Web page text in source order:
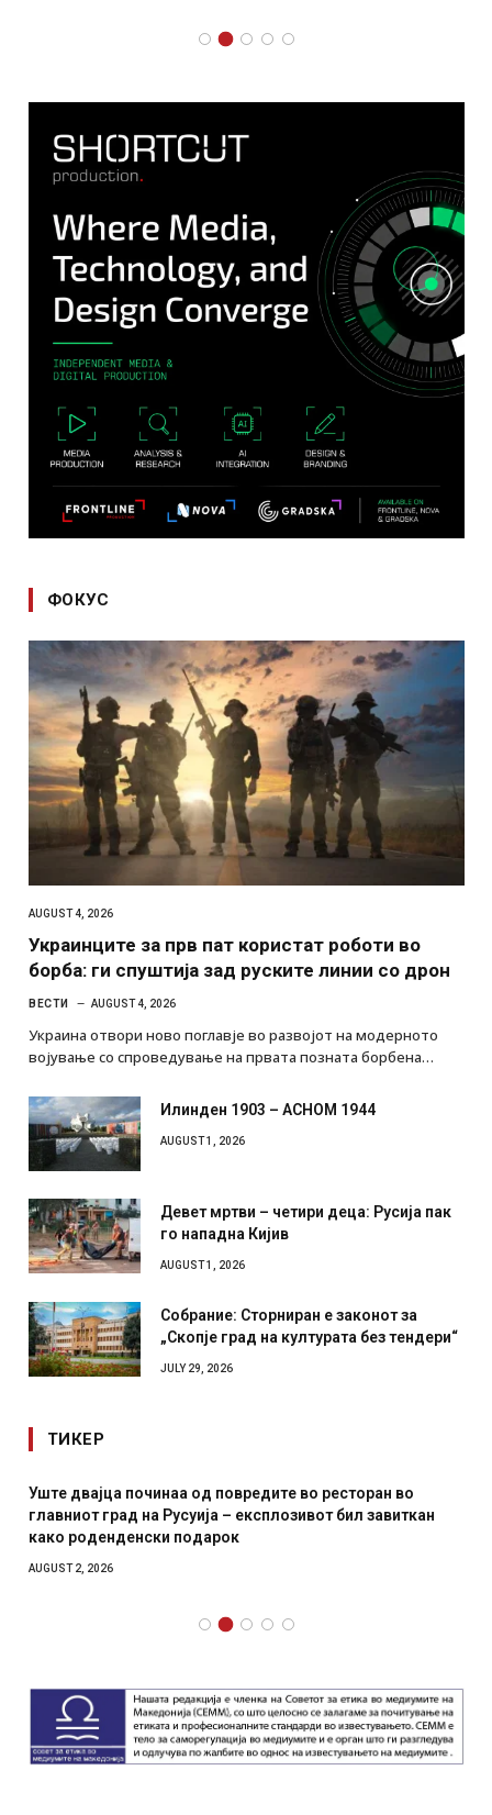
ФОКУС
AUGUST 4, 2026
Украинците за прв пат користат роботи во
борба: ги спуштија зад руските линии со дрон
ВЕСТИ AUGUST 4, 2026
Украина отвори ново поглавје во развојот на модерното
војување со спроведување на првата позната борбена…
Илинден 1903 – АСНОМ 1944
AUGUST 1, 2026
Девет мртви – четири деца: Русија пак
го нападна Кијив
AUGUST 1, 2026
Собрание: Сторниран е законот за
„Скопје град на културата без тендери“
JULY 29, 2026
ТИКЕР
Уште двајца починаа од повредите во ресторан во
главниот град на Русуија – експлозивот бил завиткан
како роденденски подарок
AUGUST 2, 2026